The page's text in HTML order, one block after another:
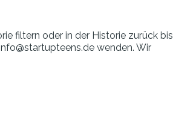
filtern oder in der Historie zurück bis
wenden. Wir